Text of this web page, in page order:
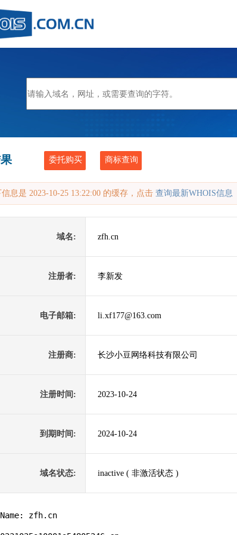
委托购买 商标查询
信息是 2023-10-25 13:22:00 的缓存，点击 查询最新WHOIS信息
域名: zfh.cn
注册者: 李新发
电子邮箱: li.xf177@163.com
注册商: 长沙小豆网络科技有限公司
注册时间: 2023-10-24
到期时间: 2024-10-24
域名状态: inactive ( 非激活状态 )
zfh.cn